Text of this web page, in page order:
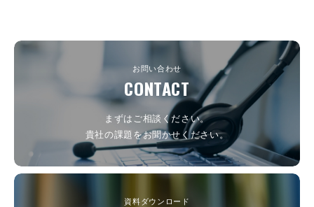
資料ダウンロード
お問い合わせ
CONTACT
まずはご相談ください。
貴社の課題をお聞かせください。